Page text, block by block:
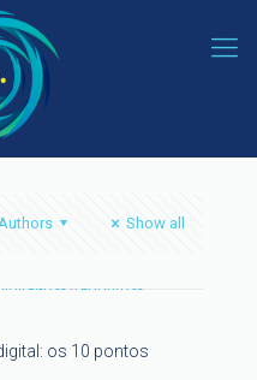
Show all
os 10 pontos